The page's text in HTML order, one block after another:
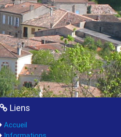
Liens
Accueil